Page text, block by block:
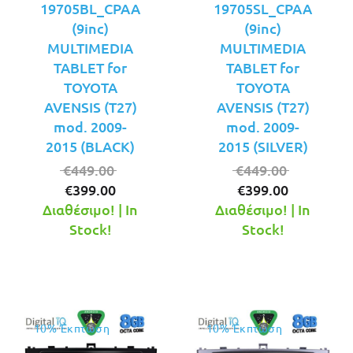
19705BL_CPAA
(9inc)
MULTIMEDIA
TABLET for
TOYOTA
AVENSIS (T27)
mod. 2009-
2015 (BLACK)
€449.00
was:
€399.00
τρέχουσα
Διαθέσιμο! | In
Stock!
19705SL_CPAA
(9inc)
MULTIMEDIA
TABLET for
TOYOTA
AVENSIS (T27)
mod. 2009-
2015 (SILVER)
€449.00
was:
€399.00
τρέχουσα
Διαθέσιμο! | In
Stock!
10% Έκπτωση 10% Έκπτωση